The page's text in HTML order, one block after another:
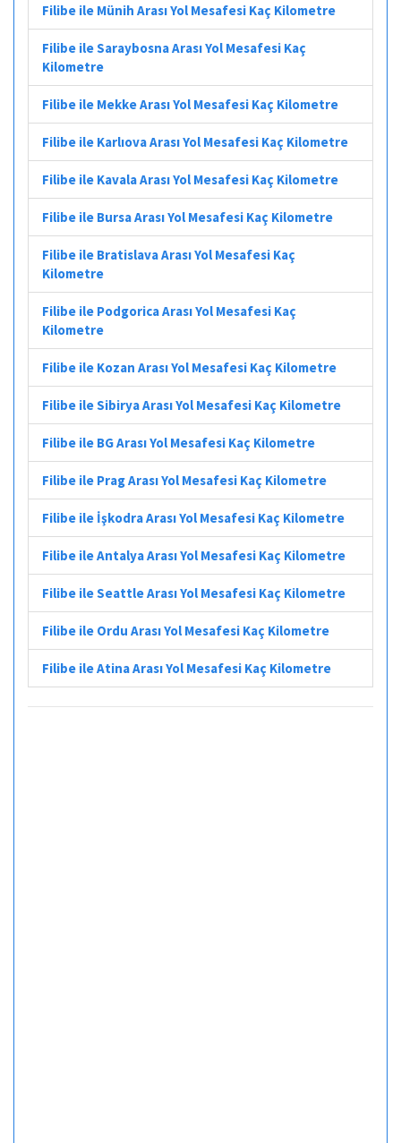
Filibe ile Münih Arası Yol Mesafesi Kaç Kilometre
Filibe ile Saraybosna Arası Yol Mesafesi Kaç
Kilometre
Filibe ile Mekke Arası Yol Mesafesi Kaç Kilometre
Filibe ile Karlıova Arası Yol Mesafesi Kaç Kilometre
Filibe ile Kavala Arası Yol Mesafesi Kaç Kilometre
Filibe ile Bursa Arası Yol Mesafesi Kaç Kilometre
Filibe ile Bratislava Arası Yol Mesafesi Kaç
Kilometre
Filibe ile Podgorica Arası Yol Mesafesi Kaç
Kilometre
Filibe ile Kozan Arası Yol Mesafesi Kaç Kilometre
Filibe ile Sibirya Arası Yol Mesafesi Kaç Kilometre
Filibe ile BG Arası Yol Mesafesi Kaç Kilometre
Filibe ile Prag Arası Yol Mesafesi Kaç Kilometre
Filibe ile İşkodra Arası Yol Mesafesi Kaç Kilometre
Filibe ile Antalya Arası Yol Mesafesi Kaç Kilometre
Filibe ile Seattle Arası Yol Mesafesi Kaç Kilometre
Filibe ile Ordu Arası Yol Mesafesi Kaç Kilometre
Filibe ile Atina Arası Yol Mesafesi Kaç Kilometre